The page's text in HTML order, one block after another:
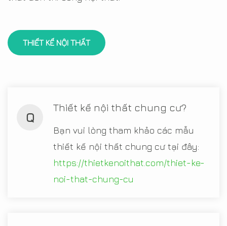
THIẾT KẾ NỘI THẤT
Q
Thiết kế nội thất chung cư?
Bạn vui lòng tham khảo các mẫu
thiết kế nội thất chung cư tại đây:
https://thietkenoithat.com/thiet-ke-
noi-that-chung-cu